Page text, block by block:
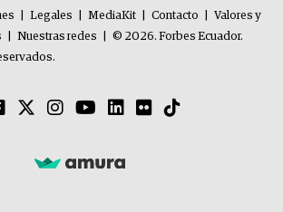
Legales MediaKit Contacto
Valores y
Nuestras redes
© 2026. Forbes Ecuador.